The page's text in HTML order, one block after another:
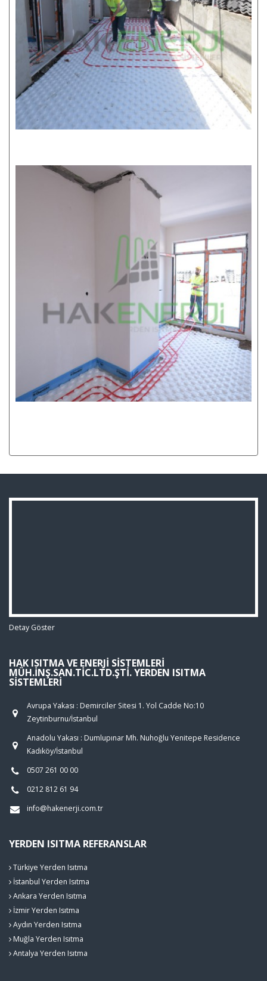
Detay Göster
HAK ISITMA VE ENERJI SISTEMLERI
MÜH.İNŞ.SAN.TIC.LTD.ŞTI. YERDEN ISITMA
SISTEMLERI
Avrupa Yakası : Demirciler Sitesi 1. Yol Cadde No:10
Zeytinburnu/İstanbul
Anadolu Yakası : Dumlupınar Mh. Nuhoğlu Yenitepe Residence
Kadıköy/İstanbul
0507 261 00 00
0212 812 61 94
info@hakenerji.com.tr
YERDEN ISITMA REFERANSLAR
Türkiye Yerden Isıtma
İstanbul Yerden Isıtma
Ankara Yerden Isıtma
İzmir Yerden Isıtma
Aydın Yerden Isıtma
Muğla Yerden Isıtma
Antalya Yerden Isıtma